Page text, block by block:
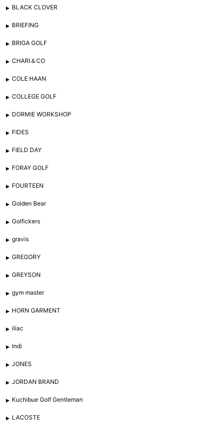
BLACK CLOVER
BRIEFING
BRIGA GOLF
CHARI＆CO
COLE HAAN
COLLEGE GOLF
DORMIE WORKSHOP
FIDES
FIELD DAY
FORAY GOLF
FOURTEEN
Golden Bear
Golfickers
gravis
GREGORY
GREYSON
gym master
HORN GARMENT
iliac
Indi
JONES
JORDAN BRAND
Kuchibue Golf Gentleman
LACOSTE